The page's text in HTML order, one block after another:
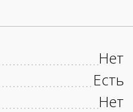
Нет
Есть
Нет